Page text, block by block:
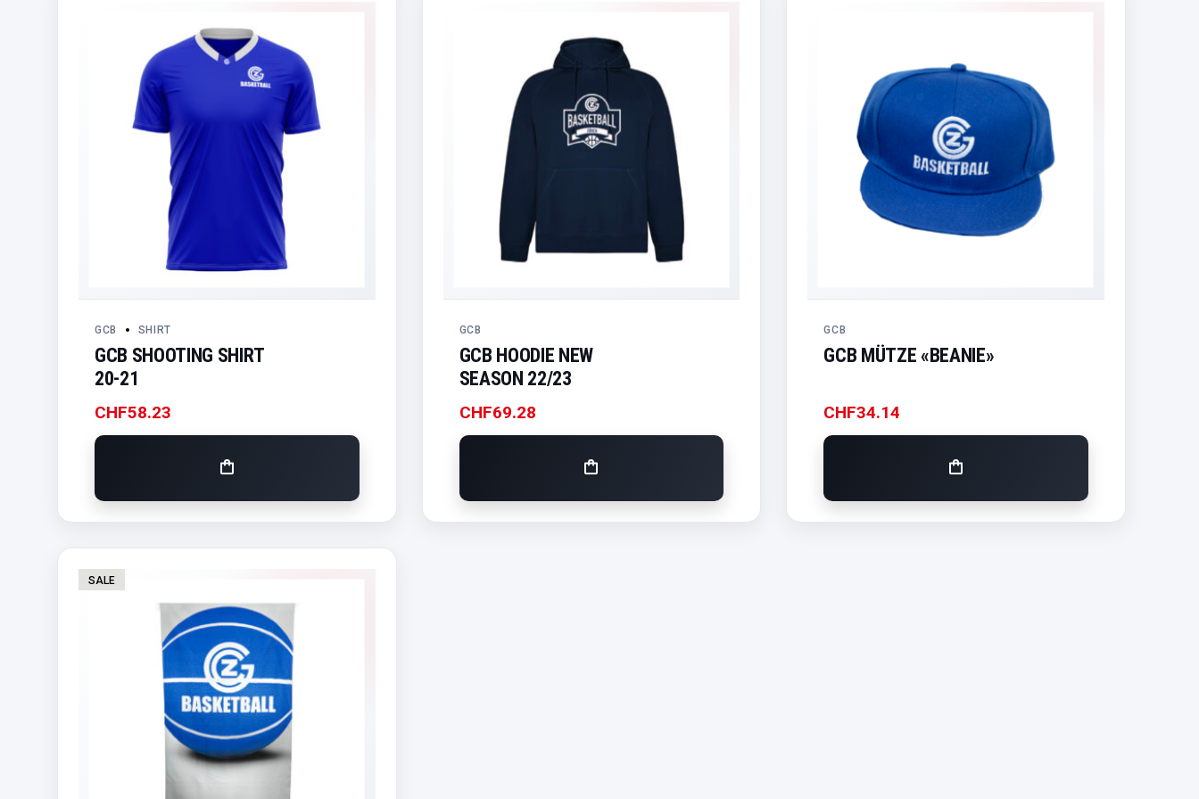
GCB SHIRT
GCB SHOOTING SHIRT
20-21
CHF58.23
GCB
GCB HOODIE NEW
SEASON 22/23
CHF69.28
GCB
GCB MÜTZE «BEANIE»
CHF34.14
SALE